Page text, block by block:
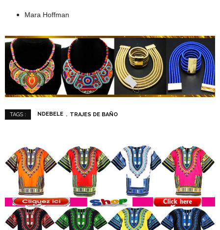
Mara Hoffman
TAGS : NDEBELE TRAJES DE BAÑO